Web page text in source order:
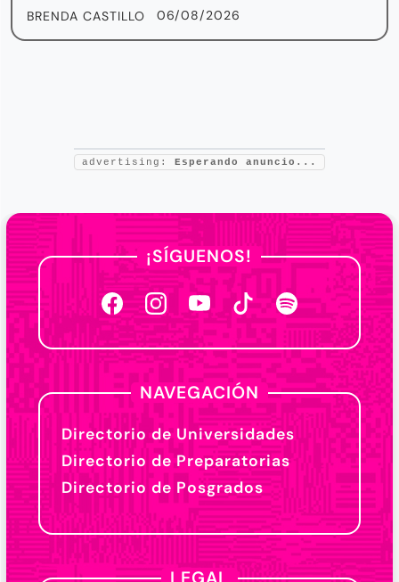
BRENDA CASTILLO 06/08/2026
advertising: Esperando anuncio...
¡SÍGUENOS!
NAVEGACIÓN
Directorio de Universidades
Directorio de Preparatorias
Directorio de Posgrados